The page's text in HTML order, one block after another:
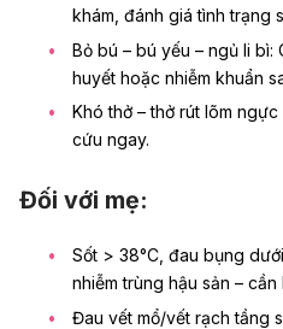
khám, đánh giá tình trạng
Bỏ bú – bú yếu – ngủ li bì:
huyết hoặc nhiễm khuẩn
Khó thở – thở rút lõm
cứu ngay.
Đối với mẹ:
Sốt > 38°C, đau bụng
nhiễm trùng hậu sản – cần
Đau vết mổ/vết rạch tầng